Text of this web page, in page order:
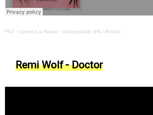
FKJ · Lianne La Havas - Unstoppable (FKJ Remix)
Remi Wolf - Doctor